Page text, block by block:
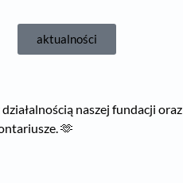
aktualności
naszej fundacji oraz
🫶